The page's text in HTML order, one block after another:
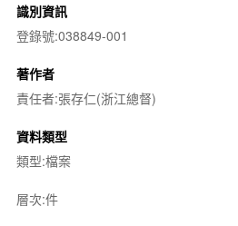
識別資訊
登錄號:038849-001
著作者
責任者:張存仁(浙江總督)
資料類型
類型:檔案
層次:件